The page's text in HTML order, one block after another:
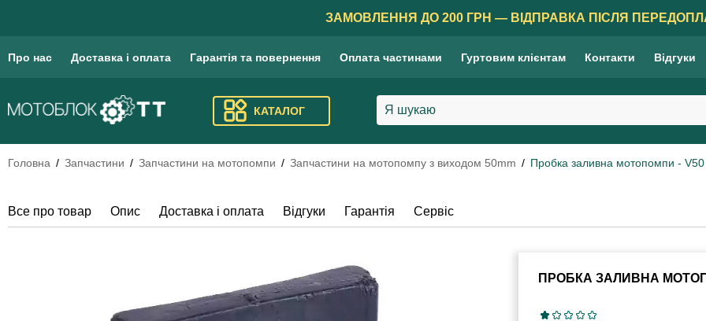
ЗАМОВЛЕННЯ ДО 200 ГРН — ВІДПРАВКА ПІСЛЯ
Про нас Доставка і оплата Гарантія та повернення Оплата частинами Гуртовим клієнтам Контакти Відгуки
КАТАЛОГ
Головна Запчастини Запчастини на мотопомпи Запчастини на мотопомпу з виходом 50mm Пробка заливна мотопомпи - V50
Все про товар Опис Доставка і оплата Відгуки Гарантія Сервіс
ПРОБКА ЗАЛИВНА